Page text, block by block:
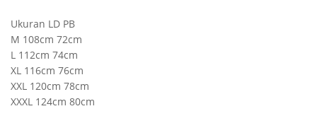
Ukuran LD PB
M 108cm 72cm
L 112cm 74cm
XL 116cm 76cm
XXL 120cm 78cm
XXXL 124cm 80cm